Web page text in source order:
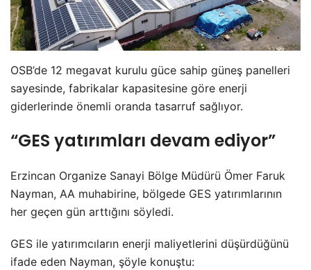
OSB’de 12 megavat kurulu güce sahip güneş panelleri
sayesinde, fabrikalar kapasitesine göre enerji
giderlerinde önemli oranda tasarruf sağlıyor.
“GES yatırımları devam ediyor”
Erzincan Organize Sanayi Bölge Müdürü Ömer Faruk
Nayman, AA muhabirine, bölgede GES yatırımlarının
her geçen gün arttığını söyledi.
GES ile yatırımcıların enerji maliyetlerini düşürdüğünü
ifade eden Nayman, şöyle konuştu: